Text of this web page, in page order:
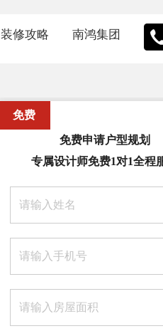
装修攻略
家装小视频
南鸿集团
关于我们
员工风采
招聘中心
免费
免费申请户型规划
专属设计师免费1对1全程